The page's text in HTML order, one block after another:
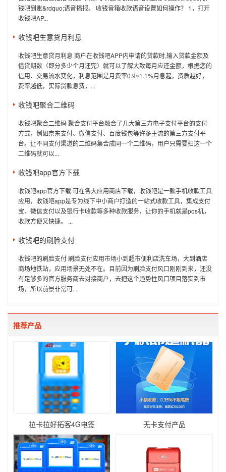
钱吧到账&rdquo;语音播报。 收钱音箱收款语音设置如何操作？ 1，打开
收钱吧AP...
收钱吧生意贷月利息
收钱吧生意贷月利息 商户在收钱吧APP内申请的贷款时,输入贷款金额及
借贷期数（即分多少个月还完）就可以了解大致每月应还金额，根据您的
信用、交易流水变化，利息范围是月费率0.9~1.1%月息起，资质越好，
费率越低，实际贷款息费，...
收钱吧聚合二维码
收钱吧聚合二维码 聚合支付平台融合了几大第三方电子支付平台的支付
方式，例如京东支付、微信支付、百度钱包等许多主流的第三方支付平
台。让不同支付渠道的二维码集合成同一个二维码，用户只需要扫这一个
二维码就可以...
收钱吧app官方下载
收钱吧app官方下载 可在各大应用商店下载，收钱吧是一款手机收款工具
应用，收钱吧app是专为线下中小商户打造的一站式收款工具，集成支付
宝、微信支付以及银行卡收款等多种收款服务，让你的手机就是pos机，
收款方便又快捷。 ...
收钱吧的刷脸支付
收钱吧的刷脸支付 刷脸支付应用市场小到超市便利店洗车场，大到酒店
商场地铁站，应用场景无处不在。目前因为刷脸支付风口刚刚到来，还没
有足够多的官方服务商去对接商户，去把这个趋势性风口项目落实到市
场，所以前景非常可...
推荐产品
拉卡拉好拓客4G电签 无卡支付产品